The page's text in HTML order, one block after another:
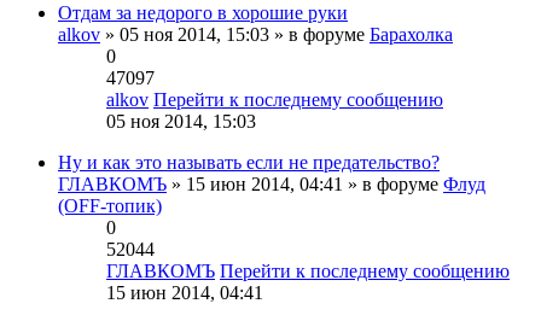
Отдам за недорого в хорошие руки
alkov » 05 ноя 2014, 15:03 » в форуме Барахолка
0
47097
alkov Перейти к последнему сообщению
05 ноя 2014, 15:03
Ну и как это называть если не предательство?
ГЛАВКОМЪ » 15 июн 2014, 04:41 » в форуме Флуд
(OFF-топик)
0
52044
ГЛАВКОМЪ Перейти к последнему сообщению
15 июн 2014, 04:41